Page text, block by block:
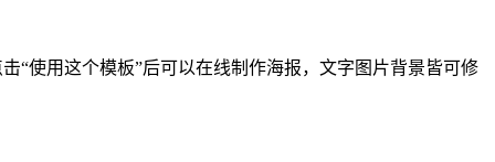
“使用这个模板”后可以在线制作海报，文字图片背景皆可修